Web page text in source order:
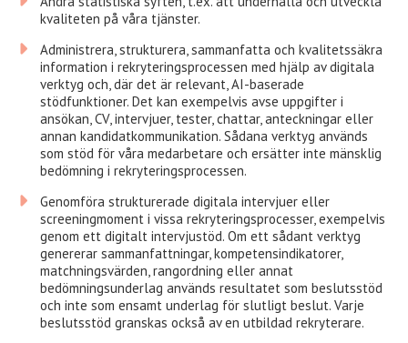
kvaliteten på våra tjänster.
Administrera, strukturera, sammanfatta och kvalitetssäkra
information i rekryteringsprocessen med hjälp av digitala
verktyg och, där det är relevant, AI-baserade
stödfunktioner. Det kan exempelvis avse uppgifter i
ansökan, CV, intervjuer, tester, chattar, anteckningar eller
annan kandidatkommunikation. Sådana verktyg används
som stöd för våra medarbetare och ersätter inte mänsklig
bedömning i rekryteringsprocessen.
Genomföra strukturerade digitala intervjuer eller
screeningmoment i vissa rekryteringsprocesser, exempelvis
genom ett digitalt intervjustöd. Om ett sådant verktyg
genererar sammanfattningar, kompetensindikatorer,
matchningsvärden, rangordning eller annat
bedömningsunderlag används resultatet som beslutsstöd
och inte som ensamt underlag för slutligt beslut. Varje
beslutsstöd granskas också av en utbildad rekryterare.